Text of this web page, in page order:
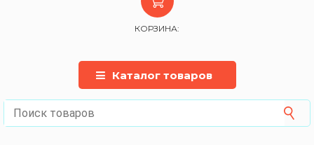
КОРЗИНА:
Каталог товаров